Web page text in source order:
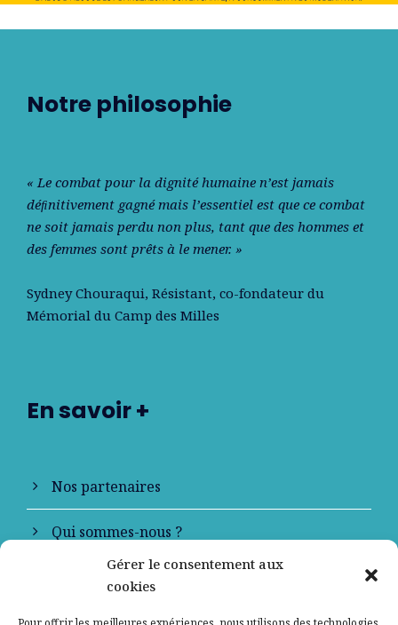
Gérer le consentement aux
cookies
Notre philosophie
« Le combat pour la dignité humaine n’est jamais
déﬁnitivement gagné mais l’essentiel est que ce combat
ne soit jamais perdu non plus, tant que des hommes et
des femmes sont prêts à le mener. »
Sydney Chouraqui, Résistant, co-fondateur du
Mémorial du Camp des Milles
En savoir +
Nos partenaires
Qui sommes-nous ?
Contactez-nous